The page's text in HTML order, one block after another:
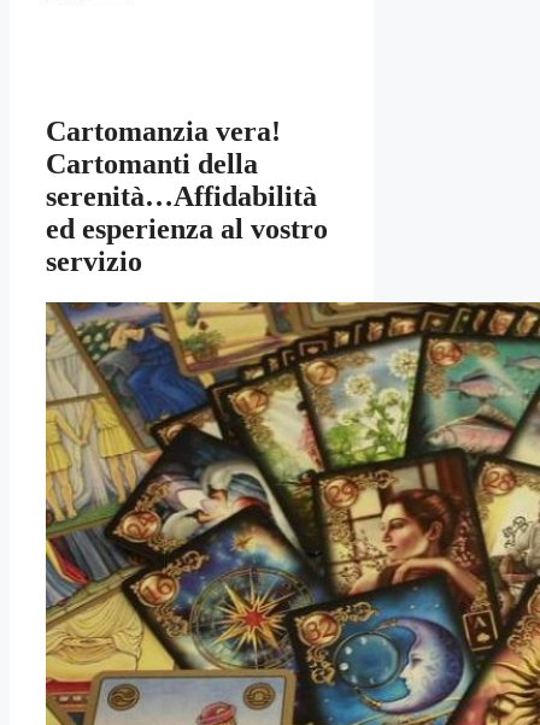
Cartomanzia vera!
Cartomanti della
serenità…Affidabilità
ed esperienza al vostro
servizio